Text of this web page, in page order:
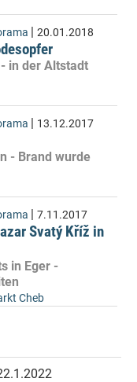
| 20.01.2018
in der Altstadt
| 13.12.2017
- Brand wurde
| 7.11.2017
Svatý Kříž in
in Eger -
Cheb